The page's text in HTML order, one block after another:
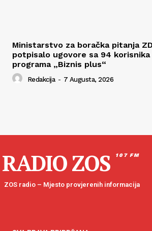
Ministarstvo za boračka pitanja
potpisalo ugovore sa 94 korisnika
programa „Biznis plus“
Redakcija - 7 Augusta, 2026
RADIO ZOS 107 FM
ZOS radio – Mjesto provjerenih informacija